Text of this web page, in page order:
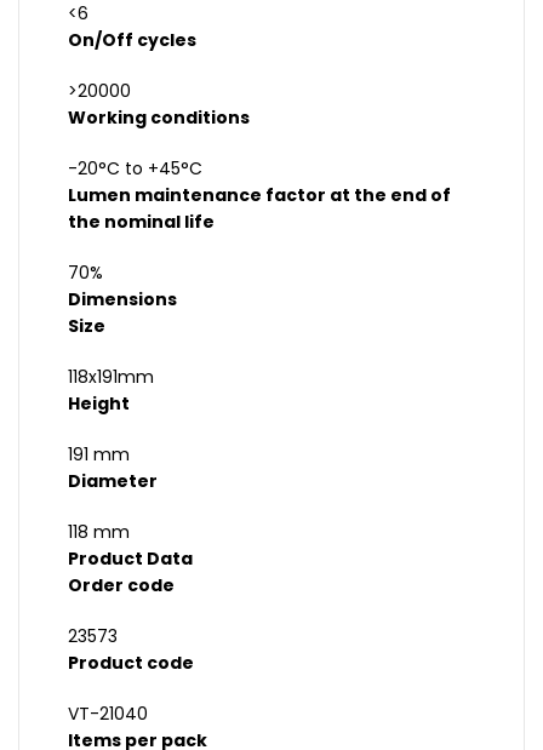
<6
On/Off cycles
>20000
Working conditions
-20°C to +45°C
Lumen maintenance factor at the end of
the nominal life
70%
Dimensions
Size
118x191mm
Height
191 mm
Diameter
118 mm
Product Data
Order code
23573
Product code
VT-21040
Items per pack